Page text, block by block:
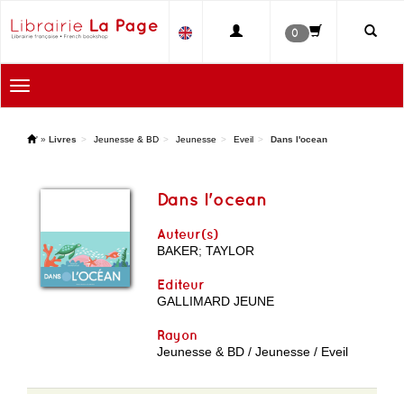
0
Toggle
navigation
' » Livres Jeunesse & BD Jeunesse Eveil Dans l'ocean
Dans l'ocean
Auteur(s)
BAKER;TAYLOR
Editeur
GALLIMARD JEUNE
Rayon
Jeunesse & BD / Jeunesse / Eveil